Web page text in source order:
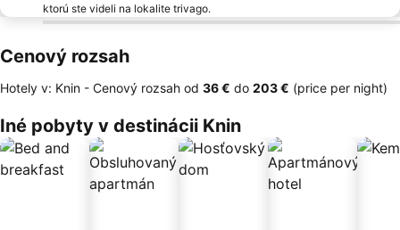
ktorú ste videli na lokalite trivago.
Cenový rozsah
Hotely v: Knin - Cenový rozsah od ‎36 € do ‎203 € (price per night)
Iné pobyty v destinácii Knin